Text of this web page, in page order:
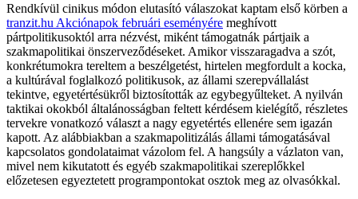
Rendkívül cinikus módon elutasító válaszokat kaptam első körben a
tranzit.hu Akciónapok februári eseményére meghívott
pártpolitikusoktól arra nézvést, miként támogatnák pártjaik a
szakmapolitikai önszerveződéseket. Amikor visszaragadva a szót,
konkrétumokra tereltem a beszélgetést, hirtelen megfordult a kocka,
a kultúrával foglalkozó politikusok, az állami szerepvállalást
tekintve, egyetértésükről biztosították az egybegyűlteket. A nyilván
taktikai okokból általánosságban feltett kérdésem kielégítő, részletes
tervekre vonatkozó választ a nagy egyetértés ellenére sem igazán
kapott. Az alábbiakban a szakmapolitizálás állami támogatásával
kapcsolatos gondolataimat vázolom fel. A hangsúly a vázlaton van,
mivel nem kikutatott és egyéb szakmapolitikai szereplőkkel
előzetesen egyeztetett programpontokat osztok meg az olvasókkal.